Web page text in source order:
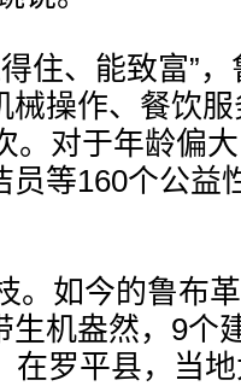
住、能致富”
械操作、餐饮
。对于年龄偏
员等160个公益
。如今的鲁布
生机盎然，9个
在罗平县，当